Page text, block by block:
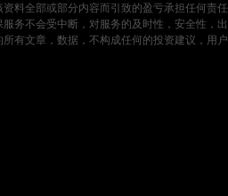
料全部或部分内容而引致的盈亏承担任何
务不会受中断，对服务的及时性，安全性，
有文章，数据，不构成任何的投资建议，用